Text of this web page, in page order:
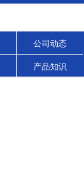
公司动态
产品知识